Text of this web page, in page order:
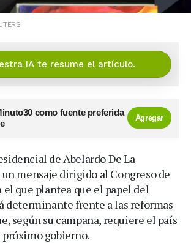
IA te resume el artículo.
como fuente preferida
Agregar
de Abelardo De La
mensaje dirigido al Congreso de
el que plantea que el papel del
determinante frente a las reformas
según su campaña, requiere el país
gobierno.